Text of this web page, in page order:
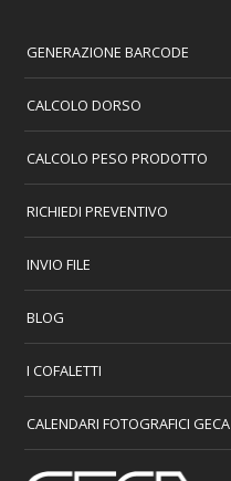
GENERAZIONE BARCODE
CALCOLO DORSO
CALCOLO PESO PRODOTTO
RICHIEDI PREVENTIVO
INVIO FILE
BLOG
I COFALETTI
CALENDARI FOTOGRAFICI GECA